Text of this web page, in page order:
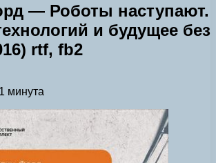
— Роботы наступают.
и будущее без
rtf, fb2
минута